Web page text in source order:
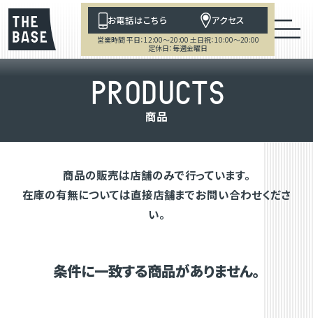
お電話はこちら アクセス
営業時間 平日：12:00～20:00 土日祝：10:00～20:00
定休日：毎週金曜日
PRODUCTS
商品
商品の販売は店舗のみで行っています。
在庫の有無については直接店舗までお問い合わせくださ
い。
条件に一致する商品がありません。